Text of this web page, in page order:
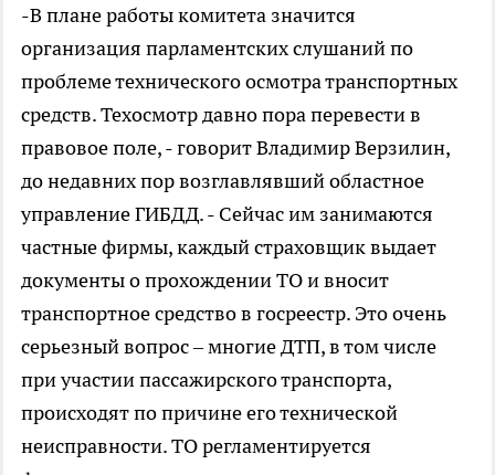
-В плане работы комитета значится
организация парламентских слушаний по
проблеме технического осмотра транспортных
средств. Техосмотр давно пора перевести в
правовое поле, - говорит Владимир Верзилин,
до недавних пор возглавлявший областное
управление ГИБДД. - Сейчас им занимаются
частные фирмы, каждый страховщик выдает
документы о прохождении ТО и вносит
транспортное средство в госреестр. Это очень
серьезный вопрос – многие ДТП, в том числе
при участии пассажирского транспорта,
происходят по причине его технической
неисправности. ТО регламентируется